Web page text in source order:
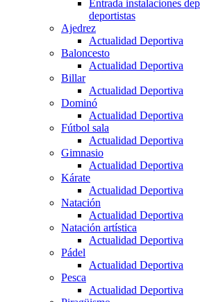
Entrada instalaciones
deportistas
Ajedrez
Actualidad Deportiva
Baloncesto
Actualidad Deportiva
Billar
Actualidad Deportiva
Dominó
Actualidad Deportiva
Fútbol sala
Actualidad Deportiva
Gimnasio
Actualidad Deportiva
Kárate
Actualidad Deportiva
Natación
Actualidad Deportiva
Natación artística
Actualidad Deportiva
Pádel
Actualidad Deportiva
Pesca
Actualidad Deportiva